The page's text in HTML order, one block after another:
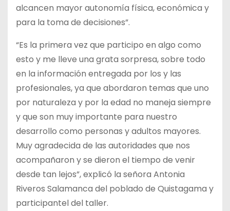
alcancen mayor autonomía física, económica y
para la toma de decisiones”.
“Es la primera vez que participo en algo como
esto y me lleve una grata sorpresa, sobre todo
en la información entregada por los y las
profesionales, ya que abordaron temas que uno
por naturaleza y por la edad no maneja siempre
y que son muy importante para nuestro
desarrollo como personas y adultos mayores.
Muy agradecida de las autoridades que nos
acompañaron y se dieron el tiempo de venir
desde tan lejos”, explicó la señora Antonia
Riveros Salamanca del poblado de Quistagama y
participantel del taller.